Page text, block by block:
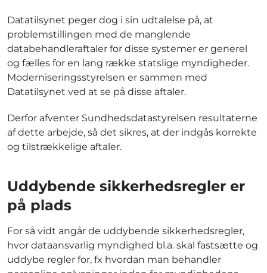
Datatilsynet peger dog i sin udtalelse på, at
problemstillingen med de manglende
databehandleraftaler for disse systemer er generel
og fælles for en lang række statslige myndigheder.
Moderniseringsstyrelsen er sammen med
Datatilsynet ved at se på disse aftaler.
Derfor afventer Sundhedsdatastyrelsen resultaterne
af dette arbejde, så det sikres, at der indgås korrekte
og tilstrækkelige aftaler.
Uddybende sikkerhedsregler er
på plads
For så vidt angår de uddybende sikkerhedsregler,
hvor dataansvarlig myndighed bl.a. skal fastsætte og
uddybe regler for, fx hvordan man behandler